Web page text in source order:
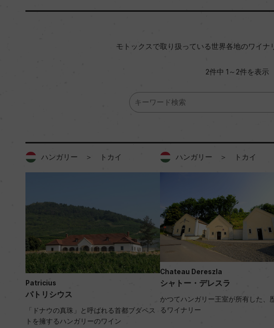
モトックスで取り扱っている世界各地のワイナ
2件中 1～2件を表示
ハンガリー ＞ トカイ
Patricius
パトリシウス
「ドナウの真珠」と呼ばれる首都ブダペス
トを擁するハンガリーのワイン
ハンガリー ＞ トカイ
Chateau Dereszla
シャトー・デレスラ
かつてハンガリー王室が所有した、
るワイナリー